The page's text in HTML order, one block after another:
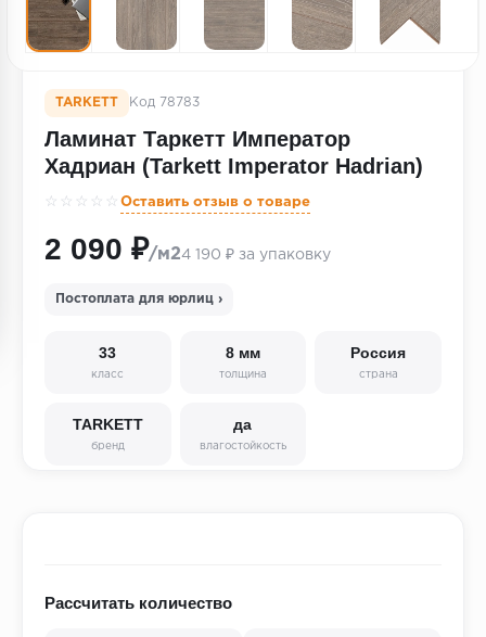
Строительные материалы
TARKETT Код 78783
Ламинат Таркетт Император
Хадриан (Tarkett Imperator Hadrian)
☆☆☆☆☆ Оставить отзыв о товаре
2 090 ₽/м24 190 ₽ за упаковку
Постоплата для юрлиц ›
33
класс
8 мм
толщина
Россия
страна
TARKETT
бренд
да
влагостойкость
Рассчитать количество